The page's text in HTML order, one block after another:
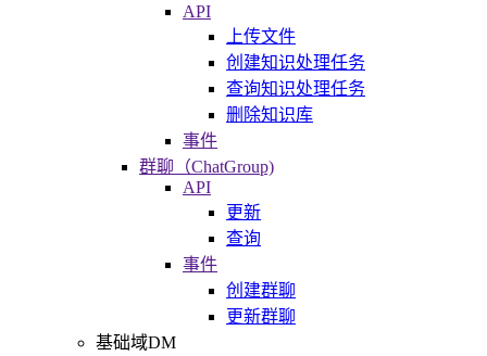
API
上传文件
创建知识处理任务
查询知识处理任务
删除知识库
事件
群聊（ChatGroup)
API
更新
查询
事件
创建群聊
更新群聊
基础域DM